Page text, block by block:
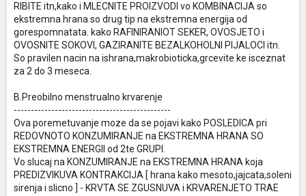
RIBITE itn,kako i MLECNITE PROIZVODI vo KOMBINACIJA so
ekstremna hrana so drug tip na ekstremna energija od
gorespomnatata. kako RAFINIRANIOT SEKER, OVOSJETO i
OVOSNITE SOKOVI, GAZIRANITE BEZALKOHOLNI PIJALOCI itn.
So pravilen nacin na ishrana,makrobioticka,grcevite ke isceznat
za 2 do 3 meseca.
B.Preobilno menstrualno krvarenje
----------------------------------------------
Ova poremetuvanje moze da se pojavi kako POSLEDICA pri
REDOVNOTO KONZUMIRANJE na EKSTREMNA HRANA SO
EKSTREMNA ENERGII od 2te GRUPI.
Vo slucaj na KONZUMIRANJE na EKSTREMNA HRANA koja
PREDIZVIKUVA KONTRAKCIJA [ hrana kako mesoto,jajcata,soleni
sirenja i slicno ] - KRVTA SE ZGUSNUVA i KRVARENJETO TRAE